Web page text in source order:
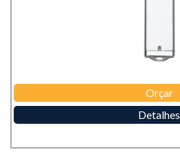
Orçar
Detalhes